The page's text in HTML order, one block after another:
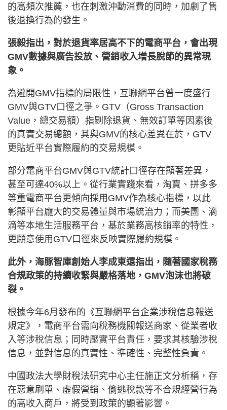
的高頻次推薦，也在刺激沖動消費的同時，加劇了售
後退換行為的發生。
張毅指出，對於退貨率居高不下的電商平台，會出現
GMV數據與廣告投放、營銷收入增長脫節的異常現
象。
為避開GMV指標的局限性，互聯網平台曾一度盛行
GMV與GTV口徑之爭。GTV（Gross Transaction
Value，總交易額）指剔除退貨、無效訂單等因素後
的真實交易總額，其與GMV的核心差異在於，GTV
更貼近平台實際履約的交易規模。
部分電商平台GMV與GTV統計口徑存在顯著差異，
甚至可達40%以上。從行業實踐來看，淘寶、拼多多
等重電商平台更傾向採用GMV作為核心指標，以此
彰顯平台龐大的交易體量與市場統治力；而美團、滴
滴等本地生活服務平台，基於業務高核銷率的特性，
更願意使用GTV口徑來反映實際履約規模。
此外，海豚智庫創始人李成東還指出，隨著國家稅務
合規政策的持續收緊與嚴格落地，GMV泡沫也將破
裂。
根據今年6月發布的《互聯網平台企業涉稅信息報送
規定》，電商平台需向稅務機關報送商家、從業者收
入等涉稅信息；同時壓實平台責任，要求其核驗涉稅
信息，並對信息的真實性、準確性、完整性負責。
中國政法大學財稅法研究中心主任施正文分析稱，存
在惡意刷單、虛假營銷、偷逃稅款等不合規經營行為
的高收入商戶，將受到政策的顯著影響。